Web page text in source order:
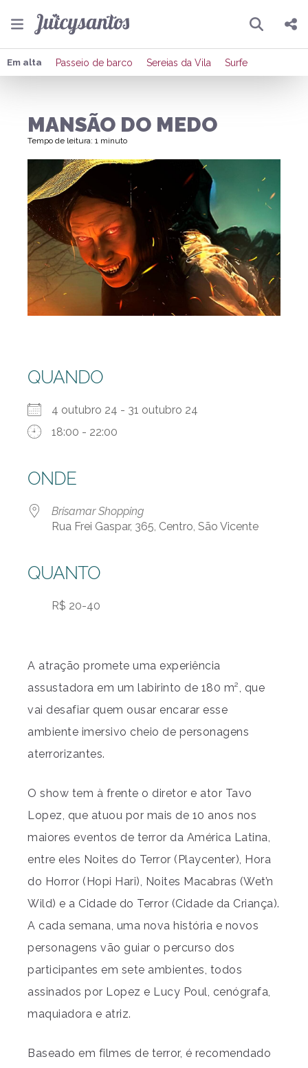
Pesquisar
Compartilhar
Enviar por Whatsapp
Publicar no Facebook
Publicar no X
Em alta Passeio de barco Sereias da Vila Surfe
MANSÃO DO MEDO
Tempo de leitura: 1 minuto
QUANDO
4 outubro 24 - 31 outubro 24
18:00 - 22:00
ONDE
Brisamar Shopping
Rua Frei Gaspar, 365, Centro, São Vicente
QUANTO
R$ 20-40
A atração promete uma experiência
assustadora em um labirinto de 180 m², que
vai desafiar quem ousar encarar esse
ambiente imersivo cheio de personagens
aterrorizantes.
O show tem à frente o diretor e ator Tavo
Lopez, que atuou por mais de 10 anos nos
maiores eventos de terror da América Latina,
entre eles Noites do Terror (Playcenter), Hora
do Horror (Hopi Hari), Noites Macabras (Wet’n
Wild) e a Cidade do Terror (Cidade da Criança).
A cada semana, uma nova história e novos
personagens vão guiar o percurso dos
participantes em sete ambientes, todos
assinados por Lopez e Lucy Poul, cenógrafa,
maquiadora e atriz.
Baseado em filmes de terror, é recomendado